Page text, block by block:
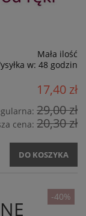
Mała ilość
w: 48 godzin
17,40 zł
29,00 zł
cena: 20,30 zł
DO KOSZYKA
-40%